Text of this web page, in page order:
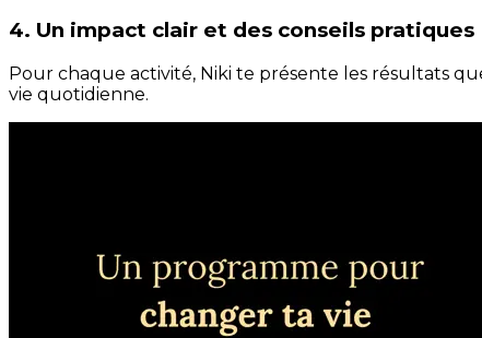
4. Un impact clair et des conseils pratiques
Pour chaque activité, Niki te présente les résultats
vie quotidienne.